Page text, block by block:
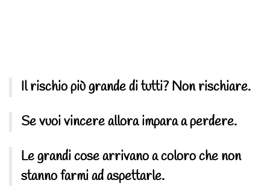
Il rischio più grande di tutti? Non rischiare.
Se vuoi vincere allora impara a perdere.
Le grandi cose arrivano a coloro che non
stanno farmi ad aspettarle.